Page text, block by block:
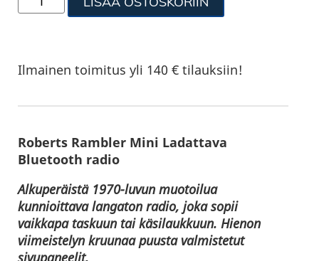
Ilmainen toimitus yli 140 € tilauksiin!
Roberts Rambler Mini Ladattava
Bluetooth radio
Alkuperäistä 1970-luvun muotoilua
kunnioittava langaton radio, joka sopii
vaikkapa taskuun tai käsilaukkuun. Hienon
viimeistelyn kruunaa puusta valmistetut